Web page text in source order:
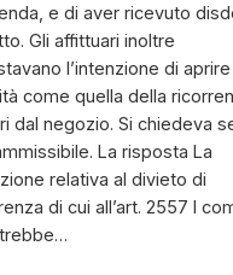
e di aver ricevuto
Gli affittuari inoltre
l’intenzione di aprire
come quella della
dal negozio. Si chiedeva
La risposta La
relativa al divieto di
di cui all’art. 2557 I